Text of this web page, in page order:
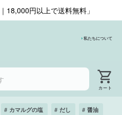
18,000円以上で送料無料」
私たちについて
カマルグの塩 だし 醤油